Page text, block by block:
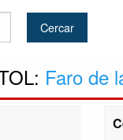
Faro de